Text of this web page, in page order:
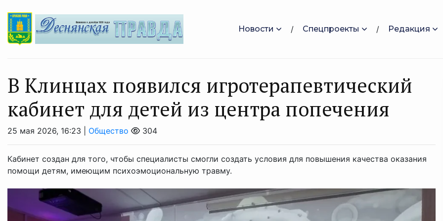
Новости Спецпроекты Редакция
В Клинцах появился игротерапевтический
кабинет для детей из центра попечения
25 мая 2026, 16:23 | Общество 304
Кабинет создан для того, чтобы специалисты смогли создать условия для повышения качества оказания
помощи детям, имеющим психоэмоциональную травму.